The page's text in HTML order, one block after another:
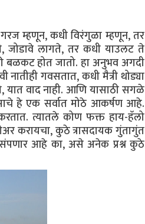
गरज म्हणून, कधी विरंगुळा म्हणून, तर
जोडावे लागते, तर कधी याउलट ते
बळकट होत जातो. हा अनुभव अगदी
गवसतात, कधी मैत्री थोड्या
यात वाद नाही. आणि यासाठी सगळे
हे एक सर्वात मोठे आकर्षण आहे.
त्यातले कोण फक्त हाय-हॅलो
करायचा, कुठे त्रासदायक गुंतागुंत
आहे का, असे अनेक प्रश्न कुठे